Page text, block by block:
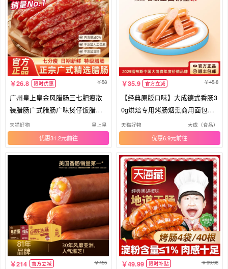
26.8 限时优惠 58
广州皇上皇金风腊肠三七肥瘦散
装腊肠广式腊肠广味煲仔饭腊肠
甜肠
天猫好物 皇上皇
优惠31.2元
35.9 官方立减 45.8
【经典原版口味】大成德式香肠3
0g烘焙专用烤肠烟熏商用面包热
狗
天猫好物 大成（食品）
优惠6.9元
214 官方立减 455 49.99 限时补贴 99.98